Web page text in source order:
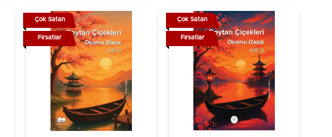
Çok Satan
Fırsatlar
Çok Satan
Fırsatlar